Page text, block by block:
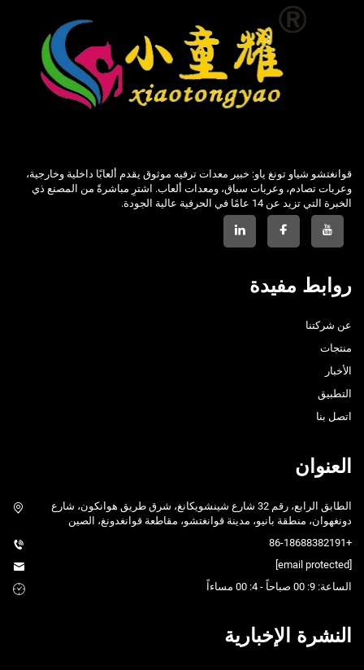
قوانغتشو شياو تونغ ياو: خبير معدات ترفيه موثوق يقدم ألعابًا داخلية وخارجية،
وعربات تصادم، وعربات سباق، ومعدات ألعاب. اشترِ مباشرةً من المصنع ذي
الخبرة التي تزيد عن 14 عامًا في الحرفية عالية الجودة.
روابط مفيدة
عن شركتنا
منتجات
الأخبار
التطبيق
اتصل بنا
العنوان
الطابق الرابع، رقم 32 شارع شينشويكانغ، شرق طريق هوانكون، شارع
دونغهوان، منطقة بانيو، مدينة قوانغتشو، مقاطعة قوانغدونغ، الصين
+86-18688382191
الساعة: 9: 00 صباحاً - 4: 00 مساءاً
النشرة الإخبارية